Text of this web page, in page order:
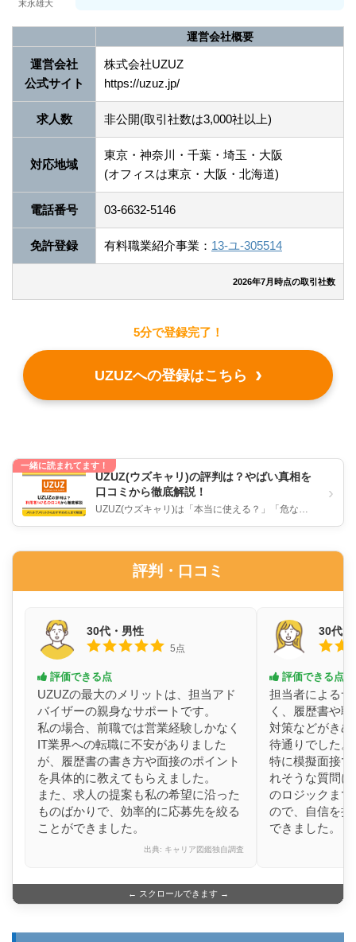
末永雄大
運営会社概要
運営会社
公式サイト
株式会社UZUZ
https://uzuz.jp/
求人数 非公開(取引社数は3,000社以上)
対応地域
東京・神奈川・千葉・埼玉・大阪
(オフィスは東京・大阪・北海道)
電話番号 03-6632-5146
免許登録 有料職業紹介事業： 13-ユ-305514
2026年7月時点の取引社数
5分で登録完了！
UZUZへの登録はこちら
一緒に読まれてます！
UZUZ(ウズキャリ)の評判は？やばい真相を
口コミから徹底解説！
UZUZ(ウズキャリ)は「本当に使える？」「危な
›
評判・口コミ
30代・男性
5点
評価できる点
UZUZの最大のメリットは、担当アド
バイザーの親身なサポートです。
私の場合、前職では営業経験しかなく
IT業界への転職に不安がありました
が、履歴書の書き方や面接のポイント
を具体的に教えてもらえました。
また、求人の提案も私の希望に沿った
ものばかりで、効率的に応募先を絞る
ことができました。
出典: キャリア図鑑独自調査
30代・
評価できる点
担当者による
く、履歴書や
対策などがき
待通りでした。
特に模擬面接
れそうな質問
のロジックま
ので、自信を
できました。
← スクロールできます →